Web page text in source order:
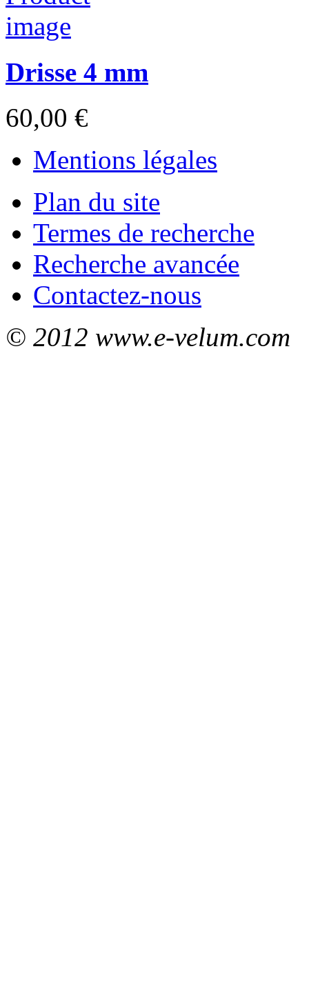
Drisse 4 mm
60,00 €
Mentions légales
Plan du site
Termes de recherche
Recherche avancée
Contactez-nous
© 2012 www.e-velum.com